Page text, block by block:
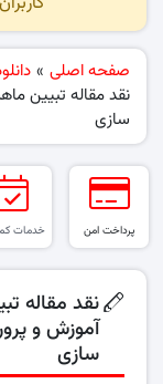
صفحه اصلی »
نقد مقاله تبیین
سازی
پرداخت امن خدمات
نقد مقاله
آموزش و
سازی